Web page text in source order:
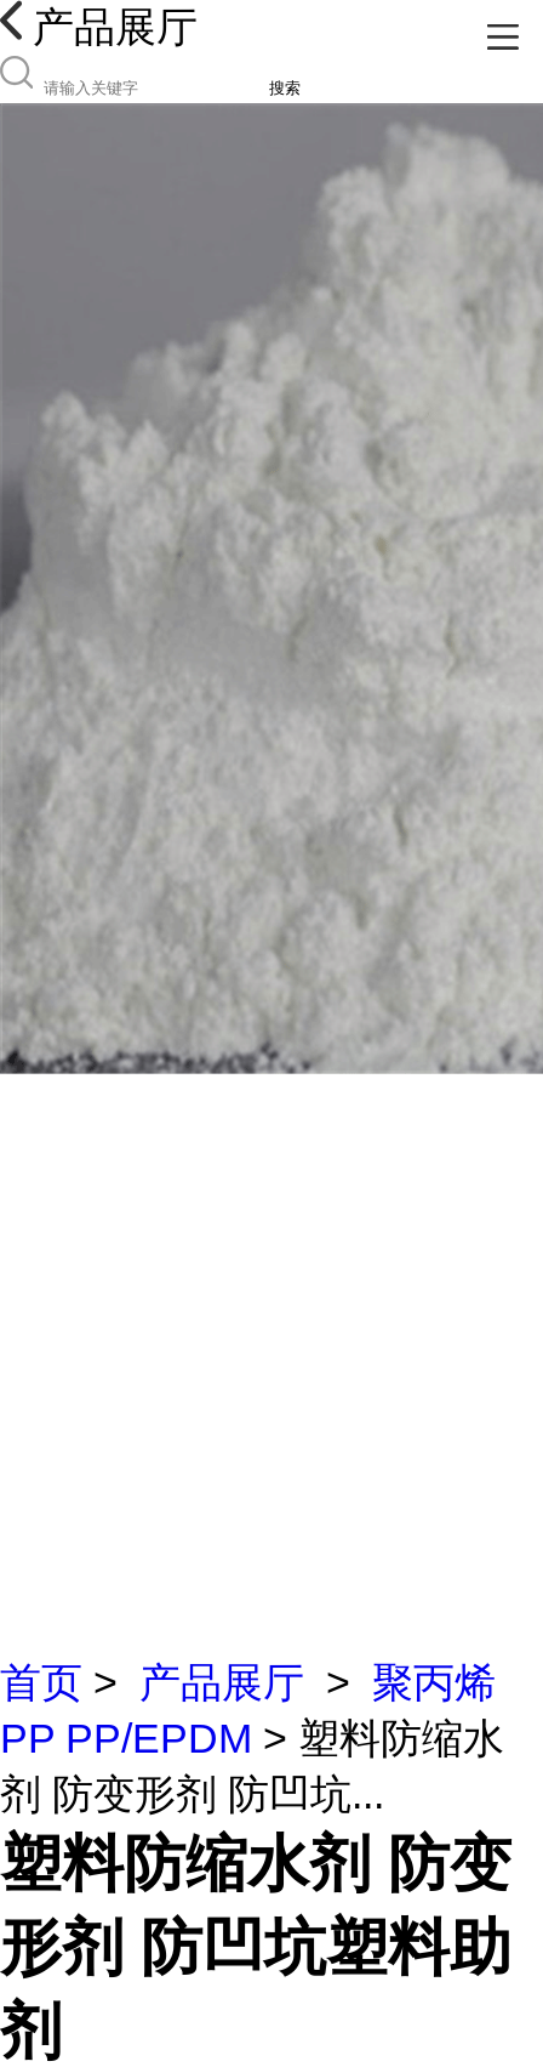
产品展厅
搜索
首页 > 产品展厅 > 聚丙烯
PP PP/EPDM > 塑料防缩水
剂 防变形剂 防凹坑...
塑料防缩水剂 防变
形剂 防凹坑塑料助
剂